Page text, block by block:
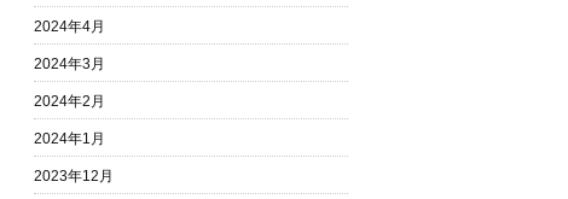
2024年4月
2024年3月
2024年2月
2024年1月
2023年12月